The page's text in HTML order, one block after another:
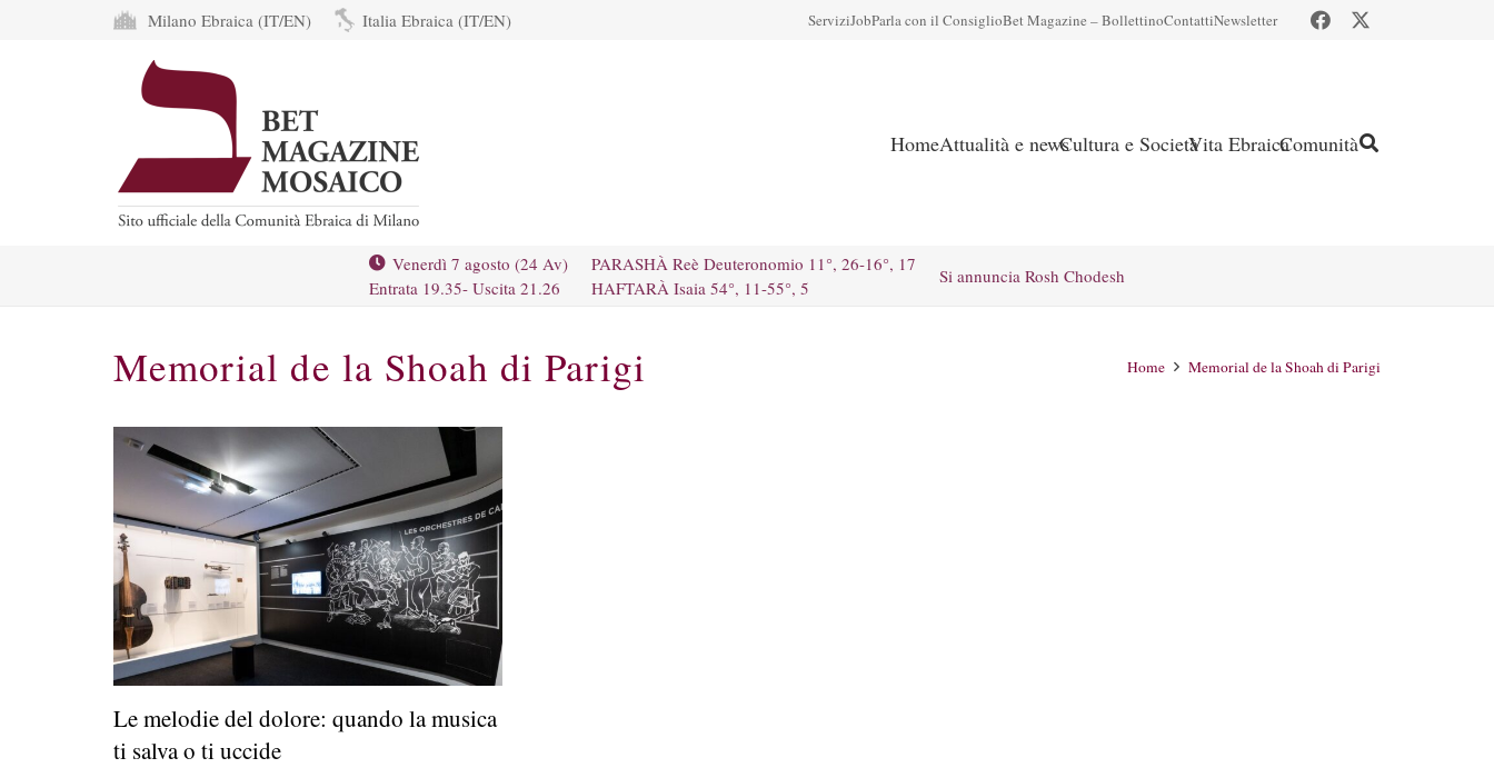
Milano Ebraica (IT/EN) Italia Ebraica (IT/EN) ServiziJobParla con il ConsiglioBet Magazine – BollettinoContattiNewsletter
HomeAttualità e newsCultura e SocietàVita EbraicaComunità
Venerdì 7 agosto (24 Av)
Entrata 19.35- Uscita 21.26
PARASHÀ Reè Deuteronomio 11°, 26-16°, 17
HAFTARÀ Isaia 54°, 11-55°, 5
Si annuncia Rosh Chodesh
Memorial de la Shoah di Parigi Home Memorial de la Shoah di Parigi
Le melodie del dolore: quando la musica
ti salva o ti uccide